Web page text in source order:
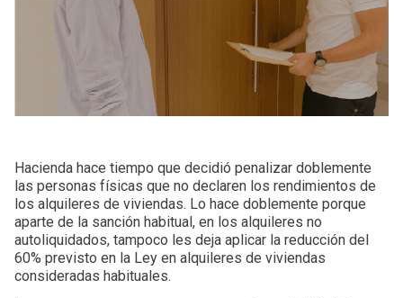
Hacienda hace tiempo que decidió penalizar doblemente
las personas físicas que no declaren los rendimientos de
los alquileres de viviendas. Lo hace doblemente porque
aparte de la sanción habitual, en los alquileres no
autoliquidados, tampoco les deja aplicar la reducción del
60% previsto en la Ley en alquileres de viviendas
consideradas habituales.